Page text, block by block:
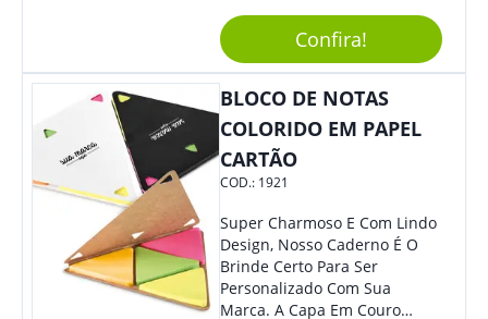
Estilo E Surpreender À Todos.
Versátil, O Brinde Se Adequa
À Feiras, Eventos E Até Mesmo
Datas Especiais.
Confira!
BLOCO DE NOTAS
COLORIDO EM PAPEL
CARTÃO
COD.: 1921
Super Charmoso E Com Lindo
Design, Nosso Caderno É O
Brinde Certo Para Ser
Personalizado Com Sua
Marca. A Capa Em Couro